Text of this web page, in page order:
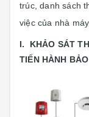
trúc, danh sách
việc của nhà
I. KHẢO SÁT
TIẾN HÀNH